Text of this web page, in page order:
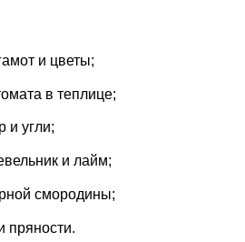
и цветы;
в теплице;
и угли;
и лайм;
смородины;
пряности.